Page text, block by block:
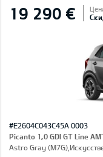
19 290 €
#E2604C043C45A 0003
Picanto 1,0 GDI GT Line
Astro Gray